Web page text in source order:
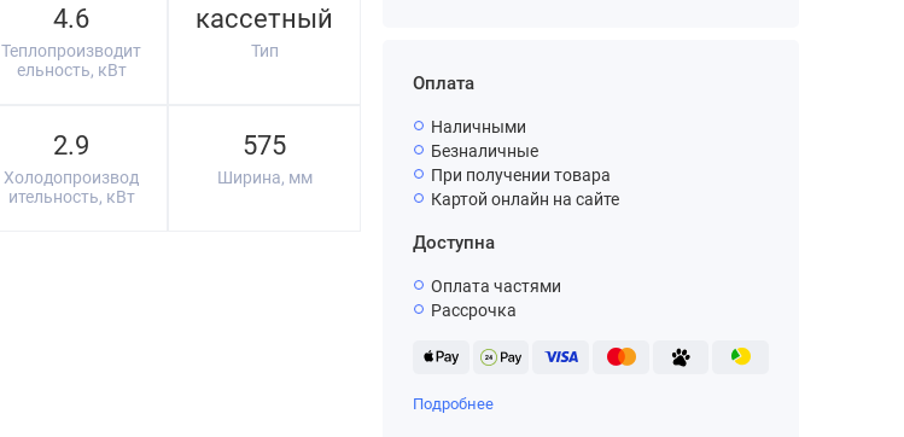
4.6
Теплопроизводит
ельность, кВт
кассетный
Тип
2.9
Холодопроизвод
ительность, кВт
575
Ширина, мм
Оплата
Наличными
Безналичные
При получении товара
Картой онлайн на сайте
Доступна
Оплата частями
Рассрочка
Подробнее